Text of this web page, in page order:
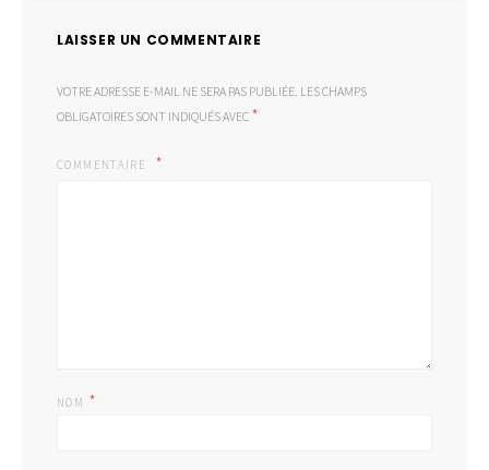
LAISSER UN COMMENTAIRE
VOTRE ADRESSE E-MAIL NE SERA PAS PUBLIÉE. LES CHAMPS
OBLIGATOIRES SONT INDIQUÉS AVEC *
COMMENTAIRE
NOM *